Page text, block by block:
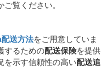
ご覧ください。
配送方法をご用意していま
するための配送保険を提供
を示す信頼性の高い配送追